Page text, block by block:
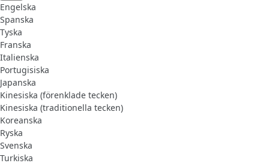
Engelska
Spanska
Tyska
Franska
Italienska
Portugisiska
Japanska
Kinesiska (förenklade tecken)
Kinesiska (traditionella tecken)
Koreanska
Ryska
Svenska
Turkiska